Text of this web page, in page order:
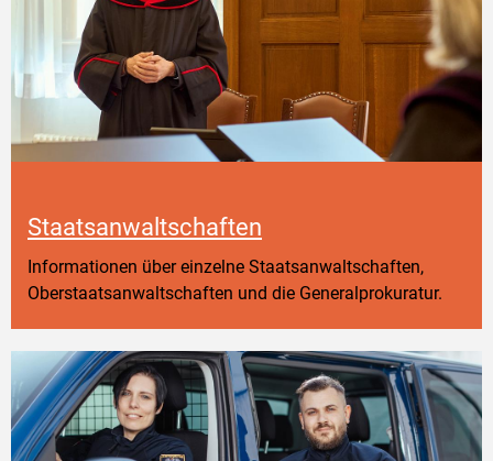
Staatsanwaltschaften
Informationen über einzelne Staatsanwaltschaften,
Oberstaatsanwaltschaften und die Generalprokuratur.